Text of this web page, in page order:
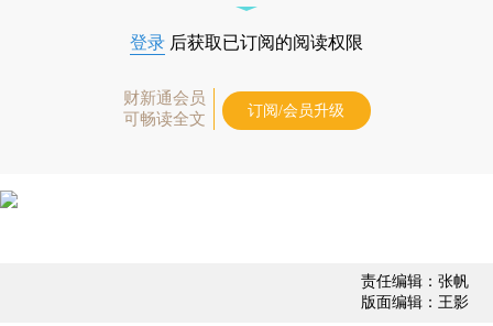
登录 后获取已订阅的阅读权限
财新通会员
可畅读全文
订阅/会员升级
责任编辑：张帆
版面编辑：王影